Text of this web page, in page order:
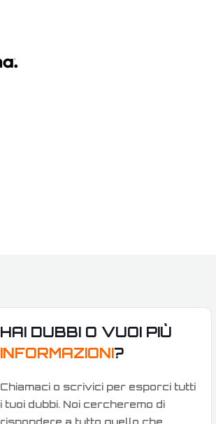
HAI DUBBI O VUOI PIÙ
INFORMAZIONI?
Chiamaci o scrivici per esporci tutti
i tuoi dubbi. Noi cercheremo di